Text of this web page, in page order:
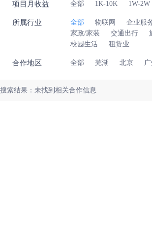
项目月收益 全部 1K-10K 1W-2W
所属行业 全部 物联网 企业服
家政/家装
交通出行
校园生活
租赁业
合作地区 全部 芜湖 北京 广
搜索结果：未找到相关合作信息